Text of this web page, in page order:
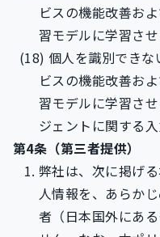
ビスの機能改善お
習モデルに学習さ
個人を識別でき
ビスの機能改善お
習モデルに学習さ
ジェントに関する
第4条（第三者提供）
弊社は、次に掲げ
人情報を、あらか
者（日本国外にあ